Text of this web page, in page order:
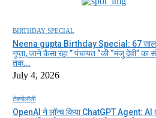
BIRTHDAY SPECIAL
Neena gupta Birthday Special: 67 साल
गुप्ता, जाने कैसा रहा ” पंचायत “की “मंजु देवी” का
तक...
July 4, 2026
टेक्नोलॉजी
OpenAI ने लॉन्च किया ChatGPT Agent: AI